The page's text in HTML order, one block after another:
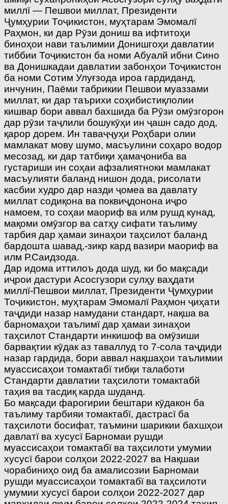
миллї — Пешвои миллат, Президенти
Ҷумҳурии Тоҷикистон, муҳтарам Эмомалї
Раҳмон, ки дар Рӯзи дониш ва ифтитоҳи
биноҳои нави таълимии Донишгоҳи давлатии
тиббии Тоҷикистон ба номи Абуалй ибни Сино
ва Донишкадаи давлатии забонҳои Тоҷикистон
ба номи Сотим Улуғзода ироа гардиданд,
инчунин, Паёми табрикии Пешвои муаззами
миллат, ки дар таърихи соҳибистиқлолии
кишвар бори аввал бахшида ба Рӯзи омӯзгорон
дар рӯзи таҷлили бошукӯҳи ин ҷашн садо дод,
қарор дорем. Ин таваҷҷуҳи Роҳбари олии
мамлакат мову шумо, масъулини соҳаро водор
месозад, ки дар татбиқи ҳамаҷониба ва
густариши ин соҳаи афзалиятноки мамлакат
масъулияти баланд нишон дода, рисолати
касбии худро дар назди ҷомеа ва давлату
миллат содиқона ва поквиҷдонона иҷро
намоем, то соҳаи маориф ва илм рушд кунад,
мақоми омӯзгор ва сатҳу сифати таълиму
тарбия дар ҳамаи зинаҳои таҳсилот баланд
бардошта шавад,-зикр кард вазири маориф ва
илм Р.Саидзода.
Дар идома иттилоъ дода шуд, ки бо мақсади
иҷрои дастури Асосгузори сулҳу ваҳдати
миллї-Пешвои миллат, Президенти Ҷумҳурии
Тоҷикистон, муҳтарам Эмомалї Раҳмон ҷиҳати
таҷдиди назар намудани стандарт, нақша ва
барномаҳои таълимї дар ҳамаи зинаҳои
таҳсилот Стандарти инкишоф ва омӯзиши
барвақтии кӯдак аз таваллуд то 7-сола таҷдиди
назар гардида, бори аввал нақшаҳои таълимии
муассисаҳои томактабї тибқи талаботи
Стандарти давлатии таҳсилоти томактабй
таҳия ва тасдиқ карда шуданд.
Бо мақсади фарогирии бештари кӯдакон ба
таълиму тарбияи томактабї, дастрасї ба
таҳсилоти босифат, таъмини шарикии бахшҳои
давлатї ва хусусї Барномаи рушди
муассисаҳои томактабї ва таҳсилоти умумии
хусусї барои солҳои 2022-2027 ва Нақшаи
чорабиниҳо оид ба амалисозии Барномаи
рушди муассисаҳои томактабї ва таҳсилоти
умумии хусусї барои солҳои 2022-2027 дар